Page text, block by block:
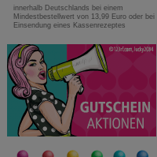
innerhalb Deutschlands bei einem
Mindestbestellwert von 13,99 Euro oder bei
Einsendung eines Kassenrezeptes